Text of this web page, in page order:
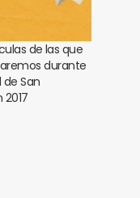
de las que
durante
de San